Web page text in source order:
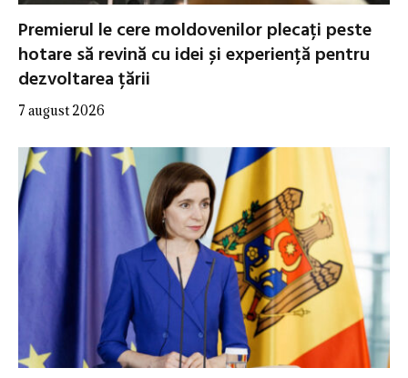
Premierul le cere moldovenilor plecați peste
hotare să revină cu idei și experiență pentru
dezvoltarea țării
7 august 2026